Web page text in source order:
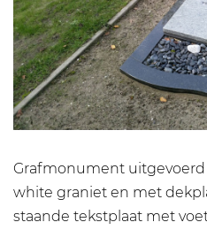
Grafmonument
white graniet en met
staande tekstplaat met